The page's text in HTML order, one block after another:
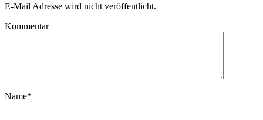
E-Mail Adresse wird nicht veröffentlicht.
Kommentar
Name*